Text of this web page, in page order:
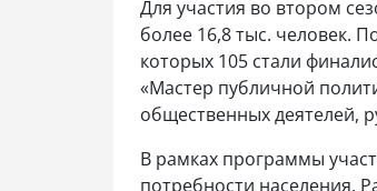
Для участия во втором
более 16,8 тыс. человек.
которых 105 стали
«Мастер публичной
общественных деятелей,
В рамках программы
потребности населения.